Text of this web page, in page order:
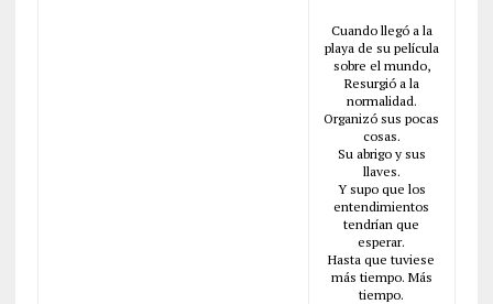
Cuando llegó a la
playa de su película
sobre el mundo,
Resurgió a la
normalidad.
Organizó sus pocas
cosas.
Su abrigo y sus
llaves.
Y supo que los
entendimientos
tendrían que
esperar.
Hasta que tuviese
más tiempo. Más
tiempo.